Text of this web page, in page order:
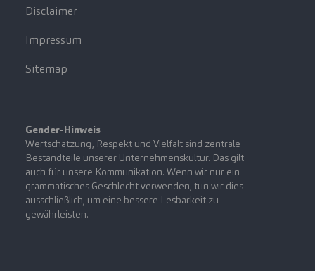
Disclaimer
Impressum
Sitemap
Gender-Hinweis
Wertschätzung, Respekt und Vielfalt sind zentrale
Bestandteile unserer Unternehmenskultur. Das gilt
auch für unsere Kommunikation. Wenn wir nur ein
grammatisches Geschlecht verwenden, tun wir dies
ausschließlich, um eine bessere Lesbarkeit zu
gewährleisten.